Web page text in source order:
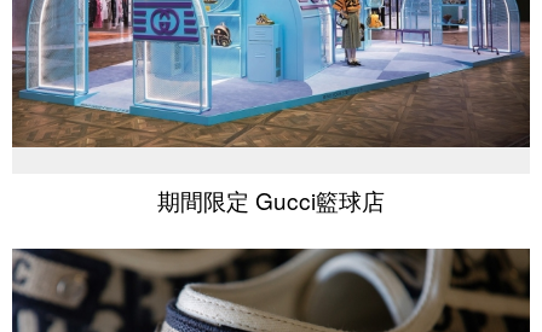
期間限定 Gucci籃球店